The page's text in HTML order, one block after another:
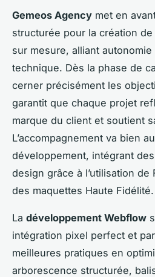
Gemeos Agency met en
structurée pour la création
sur mesure, alliant
technique. Dès la phase de
cerner précisément les
garantit que chaque projet
marque du client et soutient
L’accompagnement va bien
développement, intégrant
design grâce à l’utilisation
des maquettes Haute Fidélité.
La développement Webflow
intégration pixel perfect et
meilleures pratiques en
arborescence structurée,